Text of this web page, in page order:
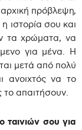
πρόβλεψη,
ιστορία σου και
τα χρώματα, να
για μένα. Η
μετά από πολύ
ανοιχτός να το
απαιτήσουν.
ταινιών σου για